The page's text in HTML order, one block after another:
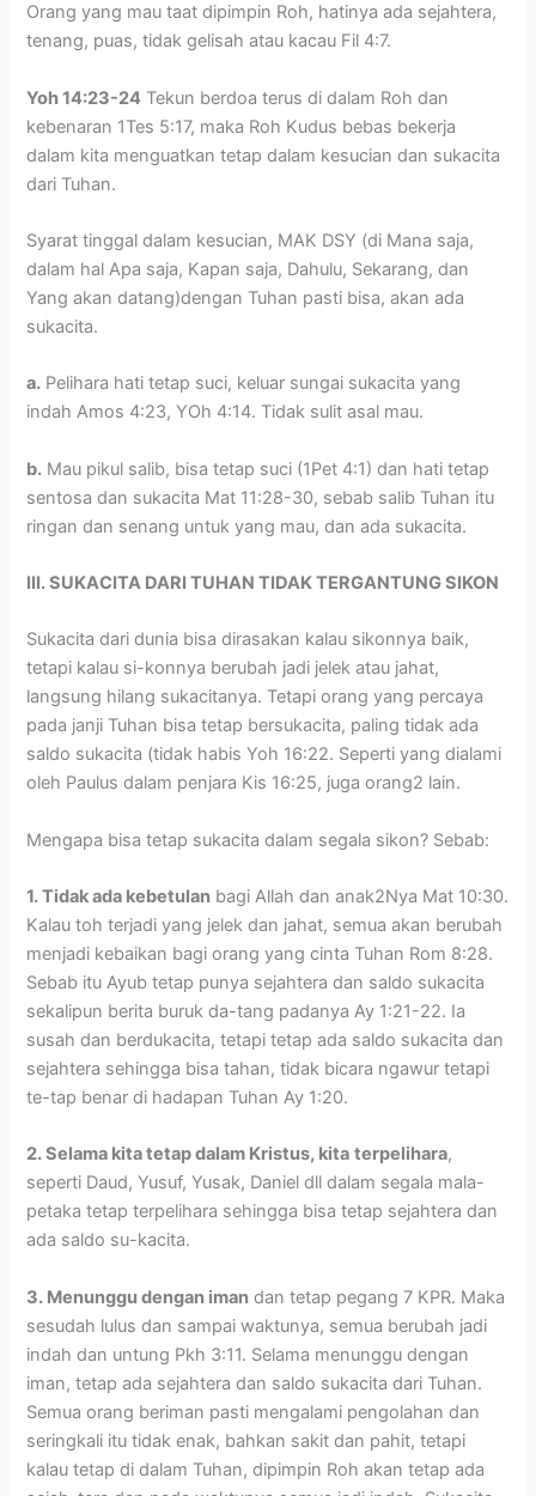
Orang yang mau taat dipimpin Roh, hatinya ada sejahtera,
tenang, puas, tidak gelisah atau kacau Fil 4:7.
Yoh 14:23-24 Tekun berdoa terus di dalam Roh dan
kebenaran 1Tes 5:17, maka Roh Kudus bebas bekerja
dalam kita menguatkan tetap dalam kesucian dan sukacita
dari Tuhan.
Syarat tinggal dalam kesucian, MAK DSY (di Mana saja,
dalam hal Apa saja, Kapan saja, Dahulu, Sekarang, dan
Yang akan datang)dengan Tuhan pasti bisa, akan ada
sukacita.
a. Pelihara hati tetap suci, keluar sungai sukacita yang
indah Amos 4:23, YOh 4:14. Tidak sulit asal mau.
b. Mau pikul salib, bisa tetap suci (1Pet 4:1) dan hati tetap
sentosa dan sukacita Mat 11:28-30, sebab salib Tuhan itu
ringan dan senang untuk yang mau, dan ada sukacita.
III. SUKACITA DARI TUHAN TIDAK TERGANTUNG SIKON
Sukacita dari dunia bisa dirasakan kalau sikonnya baik,
tetapi kalau si-konnya berubah jadi jelek atau jahat,
langsung hilang sukacitanya. Tetapi orang yang percaya
pada janji Tuhan bisa tetap bersukacita, paling tidak ada
saldo sukacita (tidak habis Yoh 16:22. Seperti yang dialami
oleh Paulus dalam penjara Kis 16:25, juga orang2 lain.
Mengapa bisa tetap sukacita dalam segala sikon? Sebab:
1. Tidak ada kebetulan bagi Allah dan anak2Nya Mat 10:30.
Kalau toh terjadi yang jelek dan jahat, semua akan berubah
menjadi kebaikan bagi orang yang cinta Tuhan Rom 8:28.
Sebab itu Ayub tetap punya sejahtera dan saldo sukacita
sekalipun berita buruk da-tang padanya Ay 1:21-22. Ia
susah dan berdukacita, tetapi tetap ada saldo sukacita dan
sejahtera sehingga bisa tahan, tidak bicara ngawur tetapi
te-tap benar di hadapan Tuhan Ay 1:20.
2. Selama kita tetap dalam Kristus, kita terpelihara,
seperti Daud, Yusuf, Yusak, Daniel dll dalam segala mala-
petaka tetap terpelihara sehingga bisa tetap sejahtera dan
ada saldo su-kacita.
3. Menunggu dengan iman dan tetap pegang 7 KPR. Maka
sesudah lulus dan sampai waktunya, semua berubah jadi
indah dan untung Pkh 3:11. Selama menunggu dengan
iman, tetap ada sejahtera dan saldo sukacita dari Tuhan.
Semua orang beriman pasti mengalami pengolahan dan
seringkali itu tidak enak, bahkan sakit dan pahit, tetapi
kalau tetap di dalam Tuhan, dipimpin Roh akan tetap ada